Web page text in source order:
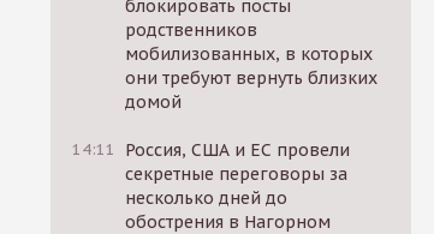
блокировать посты
родственников
мобилизованных, в которых
они требуют вернуть близких
домой
14:11
Россия, США и ЕС провели
секретные переговоры за
несколько дней до
обострения в Нагорном